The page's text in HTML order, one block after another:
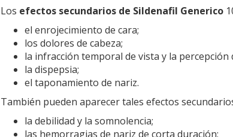
Los efectos secundarios de Sildenafil Generico
el enrojecimiento de cara;
los dolores de cabeza;
la infracción temporal de vista y la percepción
la dispepsia;
el taponamiento de nariz.
También pueden aparecer tales efectos
la debilidad y la somnolencia;
las hemorragias de nariz de corta duración;